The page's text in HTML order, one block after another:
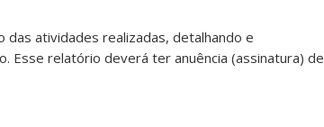
das atividades realizadas, detalhando e
Esse relatório deverá ter anuência (assinatura) de